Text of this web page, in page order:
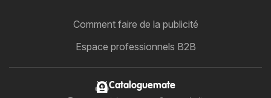
Comment faire de la publicité
Espace professionnels B2B
Cataloguemate